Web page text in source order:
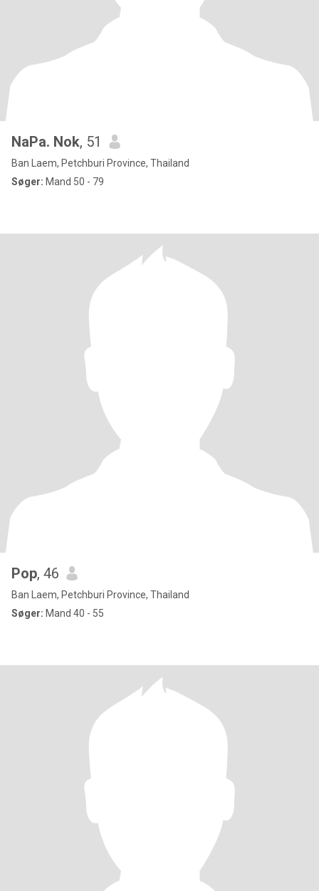
NaPa. Nok, 51
Ban Laem, Petchburi Province, Thailand
Søger: Mand 50 - 79
Pop, 46
Ban Laem, Petchburi Province, Thailand
Søger: Mand 40 - 55